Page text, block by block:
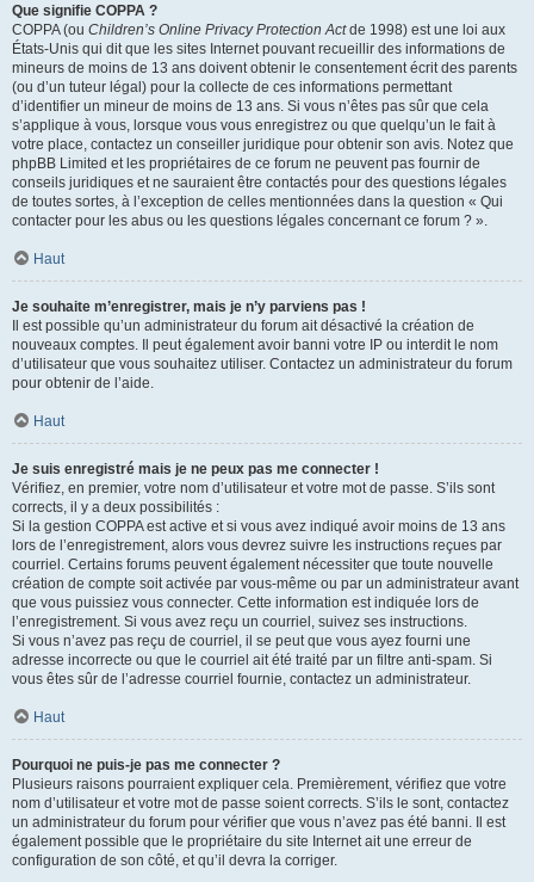
Que signifie COPPA ?
COPPA (ou Children’s Online Privacy Protection Actde 1998) est une loi aux
États-Unis qui dit que les sites Internet pouvant recueillir des informations de
mineurs de moins de 13 ans doivent obtenir le consentement écrit des parents
(ou d’un tuteur légal) pour la collecte de ces informations permettant
d’identifier un mineur de moins de 13 ans. Si vous n’êtes pas sûr que cela
s’applique à vous, lorsque vous vous enregistrez ou que quelqu’un le fait à
votre place, contactez un conseiller juridique pour obtenir son avis. Notez que
phpBB Limited et les propriétaires de ce forum ne peuvent pas fournir de
conseils juridiques et ne sauraient être contactés pour des questions légales
de toutes sortes, à l’exception de celles mentionnées dans la question « Qui
contacter pour les abus ou les questions légales concernant ce forum ? ».
Haut
Je souhaite m’enregistrer, mais je n’y parviens pas !
Il est possible qu’un administrateur du forum ait désactivé la création de
nouveaux comptes. Il peut également avoir banni votre IP ou interdit le nom
d’utilisateur que vous souhaitez utiliser. Contactez un administrateur du forum
pour obtenir de l’aide.
Haut
Je suis enregistré mais je ne peux pas me connecter !
Vérifiez, en premier, votre nom d’utilisateur et votre mot de passe. S’ils sont
corrects, il y a deux possibilités :
Si la gestion COPPA est active et si vous avez indiqué avoir moins de 13 ans
lors de l’enregistrement, alors vous devrez suivre les instructions reçues par
courriel. Certains forums peuvent également nécessiter que toute nouvelle
création de compte soit activée par vous-même ou par un administrateur avant
que vous puissiez vous connecter. Cette information est indiquée lors de
l’enregistrement. Si vous avez reçu un courriel, suivez ses instructions.
Si vous n’avez pas reçu de courriel, il se peut que vous ayez fourni une
adresse incorrecte ou que le courriel ait été traité par un filtre anti-spam. Si
vous êtes sûr de l’adresse courriel fournie, contactez un administrateur.
Haut
Pourquoi ne puis-je pas me connecter ?
Plusieurs raisons pourraient expliquer cela. Premièrement, vérifiez que votre
nom d’utilisateur et votre mot de passe soient corrects. S’ils le sont, contactez
un administrateur du forum pour vérifier que vous n’avez pas été banni. Il est
également possible que le propriétaire du site Internet ait une erreur de
configuration de son côté, et qu’il devra la corriger.